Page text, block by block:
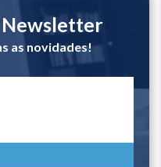
Newsletter
as novidades!